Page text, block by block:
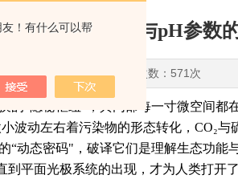
！有什么可以帮
尺度动态：DO与pH参数
时间：2025-11-12 点击次数：571次
的“隐秘枢纽"，其内部每一寸微空间都
波动左右着污染物的形态转化，CO₂
动态密码"，破译它们是理解生态功能
平面光极系统的出现，才为人类打开